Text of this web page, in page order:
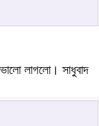
লাগলো। সাধুবাদ